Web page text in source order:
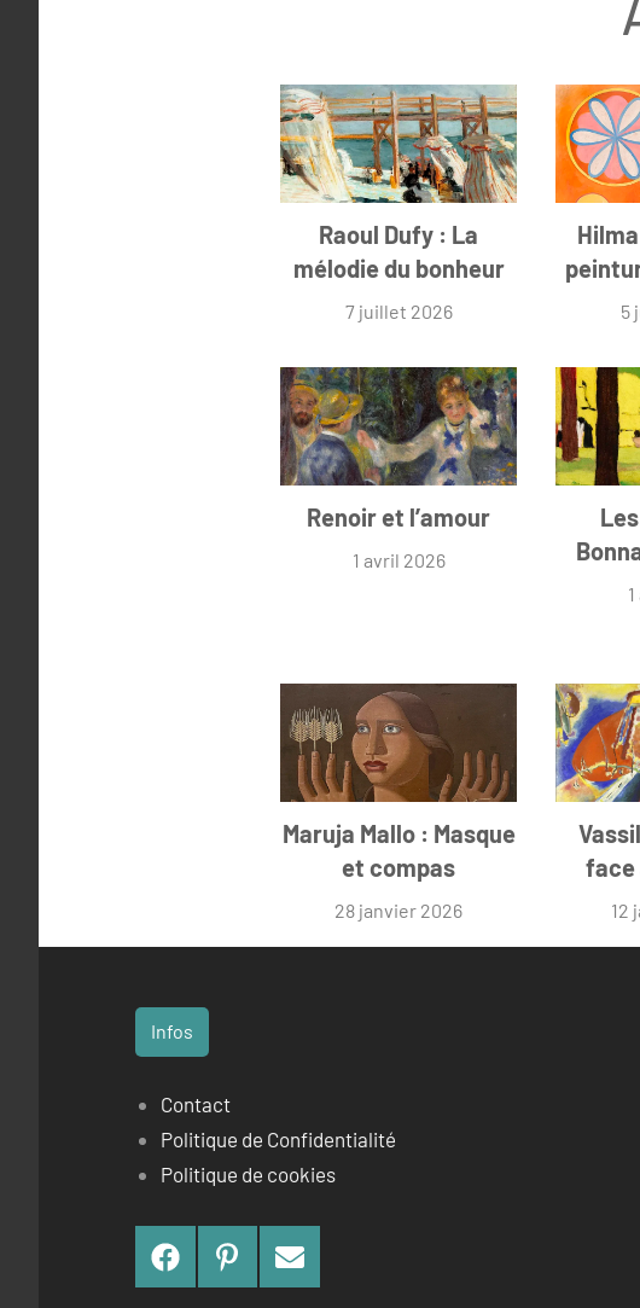
Raoul Dufy : La
mélodie du bonheur
7 juillet 2026 5
Renoir et l’amour
1 avril 2026
Maruja Mallo : Masque
et compas
28 janvier 2026
face
12
Infos
Contact
Politique de Confidentialité
Politique de cookies
FacebookPinterestContact